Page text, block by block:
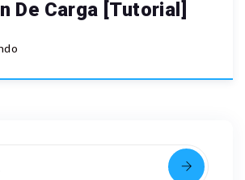
De Carga [Tutorial]